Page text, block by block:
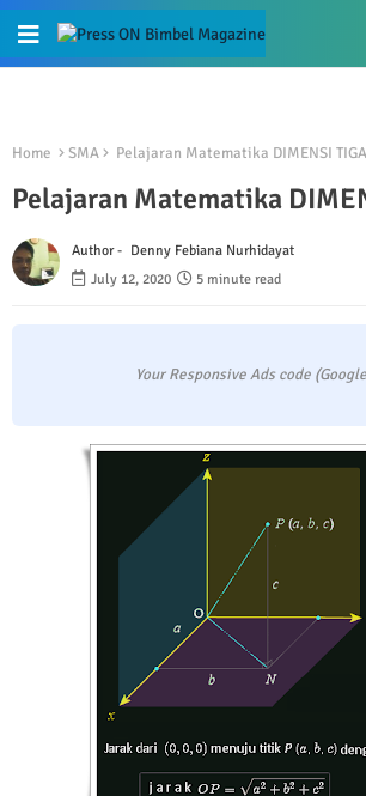
Home SMA Pelajaran Matematika DIMENSI TIGA
Pelajaran Matematika
Author - Denny Febiana Nurhidayat
July 12, 2020
5 minute read
Your Responsive Ads code